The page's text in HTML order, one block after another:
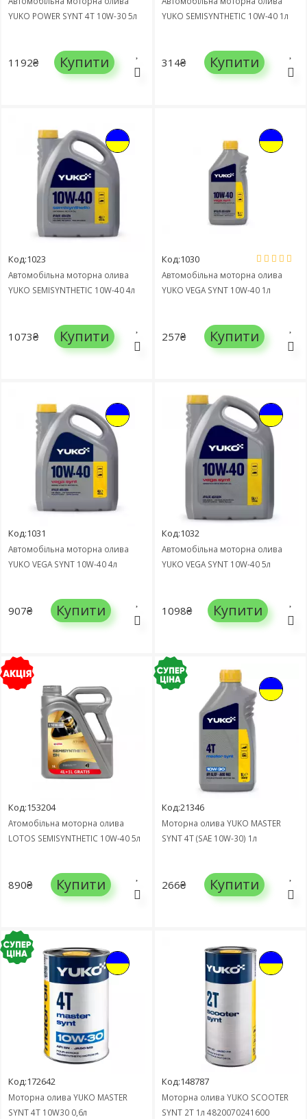
YUKO POWER SYNT 4T 10W-30 5л
1192₴ Купити
YUKO SEMISYNTHETIC 10W-40 1л
314₴ Купити
Код:1023
Автомобільна моторна олива
YUKO SEMISYNTHETIC 10W-40 4л
1073₴ Купити
Код:1030
Автомобільна моторна олива
YUKO VEGA SYNT 10W-40 1л
257₴ Купити
Код:1031
Автомобільна моторна олива
YUKO VEGA SYNT 10W-40 4л
907₴ Купити
Код:1032
Автомобільна моторна олива
YUKO VEGA SYNT 10W-40 5л
1098₴ Купити
Код:153204
Атомобільна моторна олива
LOTOS SEMISYNTHETIC 10W-40 5л
890₴ Купити
Код:21346
Моторна олива YUKO MASTER
SYNT 4T (SAE 10W-30) 1л
266₴ Купити
Код:172642
Моторна олива YUKO MASTER
SYNT 4T 10W30 0,6л
Код:148787
Моторна олива YUKO SCOOTER
SYNT 2T 1л 4820070241600